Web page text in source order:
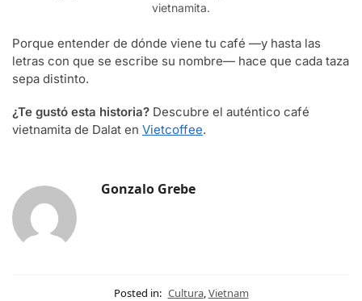
vietnamita.
Porque entender de dónde viene tu café —y hasta las
letras con que se escribe su nombre— hace que cada taza
sepa distinto.
¿Te gustó esta historia? Descubre el auténtico café
vietnamita de Dalat en Vietcoffee.
Gonzalo Grebe
Posted in: Cultura,Vietnam